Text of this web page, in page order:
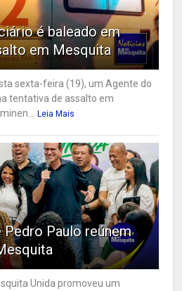
é baleado em
em Mesquita
sexta-feira (19), um Agente do
tentativa de assalto em
Leia Mais
Pedro Paulo reúnem
Unida promoveu um